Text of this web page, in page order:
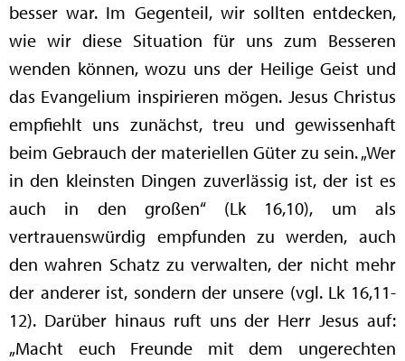
besser war. Im Gegenteil, wir sollten entdecken,
wie wir diese Situation für uns zum Besseren
wenden können, wozu uns der Heilige Geist und
das Evangelium inspirieren mögen. Jesus Christus
empfiehlt uns zunächst, treu und gewissenhaft
beim Gebrauch der materiellen Güter zu sein. „Wer
in den kleinsten Dingen zuverlässig ist, der ist es
auch in den großen“ (Lk 16,10), um als
vertrauenswürdig empfunden zu werden, auch
den wahren Schatz zu verwalten, der nicht mehr
der anderer ist, sondern der unsere (vgl. Lk 16,11-
12). Darüber hinaus ruft uns der Herr Jesus auf:
„Macht euch Freunde mit dem ungerechten